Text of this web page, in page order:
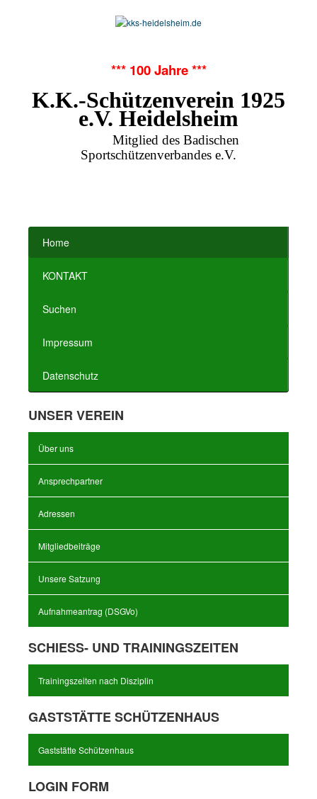
*** 100 Jahre ***
K.K.-Schützenverein 1925
e.V. Heidelsheim
Mitglied des Badischen
Sportschützenverbandes e.V.
Home
KONTAKT
Suchen
Impressum
Datenschutz
UNSER VEREIN
Über uns
Ansprechpartner
Adressen
Mitgliedbeiträge
Unsere Satzung
Aufnahmeantrag (DSGVo)
SCHIESS- UND TRAININGSZEITEN
Trainingszeiten nach Disziplin
GASTSTÄTTE SCHÜTZENHAUS
Gaststätte Schützenhaus
LOGIN FORM